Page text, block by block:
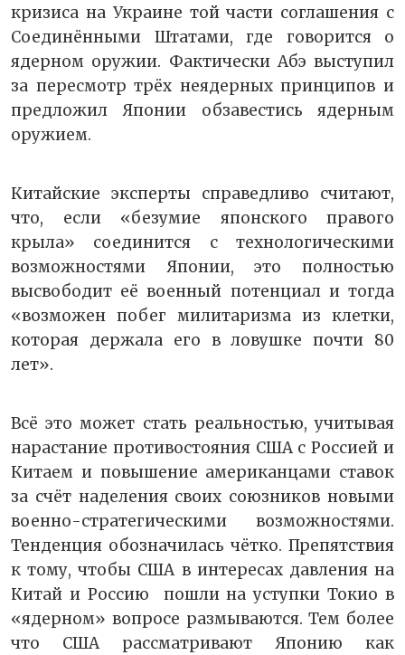
кризиса на Украине той части соглашения с
Соединёнными Штатами, где говорится о
ядерном оружии. Фактически Абэ выступил
за пересмотр трёх неядерных принципов и
предложил Японии обзавестись ядерным
оружием.
Китайские эксперты справедливо считают,
что, если «безумие японского правого
крыла» соединится с технологическими
возможностями Японии, это полностью
высвободит её военный потенциал и тогда
«возможен побег милитаризма из клетки,
которая держала его в ловушке почти 80
лет».
Всё это может стать реальностью, учитывая
нарастание противостояния США с Россией и
Китаем и повышение американцами ставок
за счёт наделения своих союзников новыми
военно-стратегическими возможностями.
Тенденция обозначилась чётко. Препятствия
к тому, чтобы США в интересах давления на
Китай и Россию пошли на уступки Токио в
«ядерном» вопросе размываются. Тем более
что США рассматривают Японию как